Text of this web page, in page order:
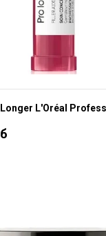
L'Oréal